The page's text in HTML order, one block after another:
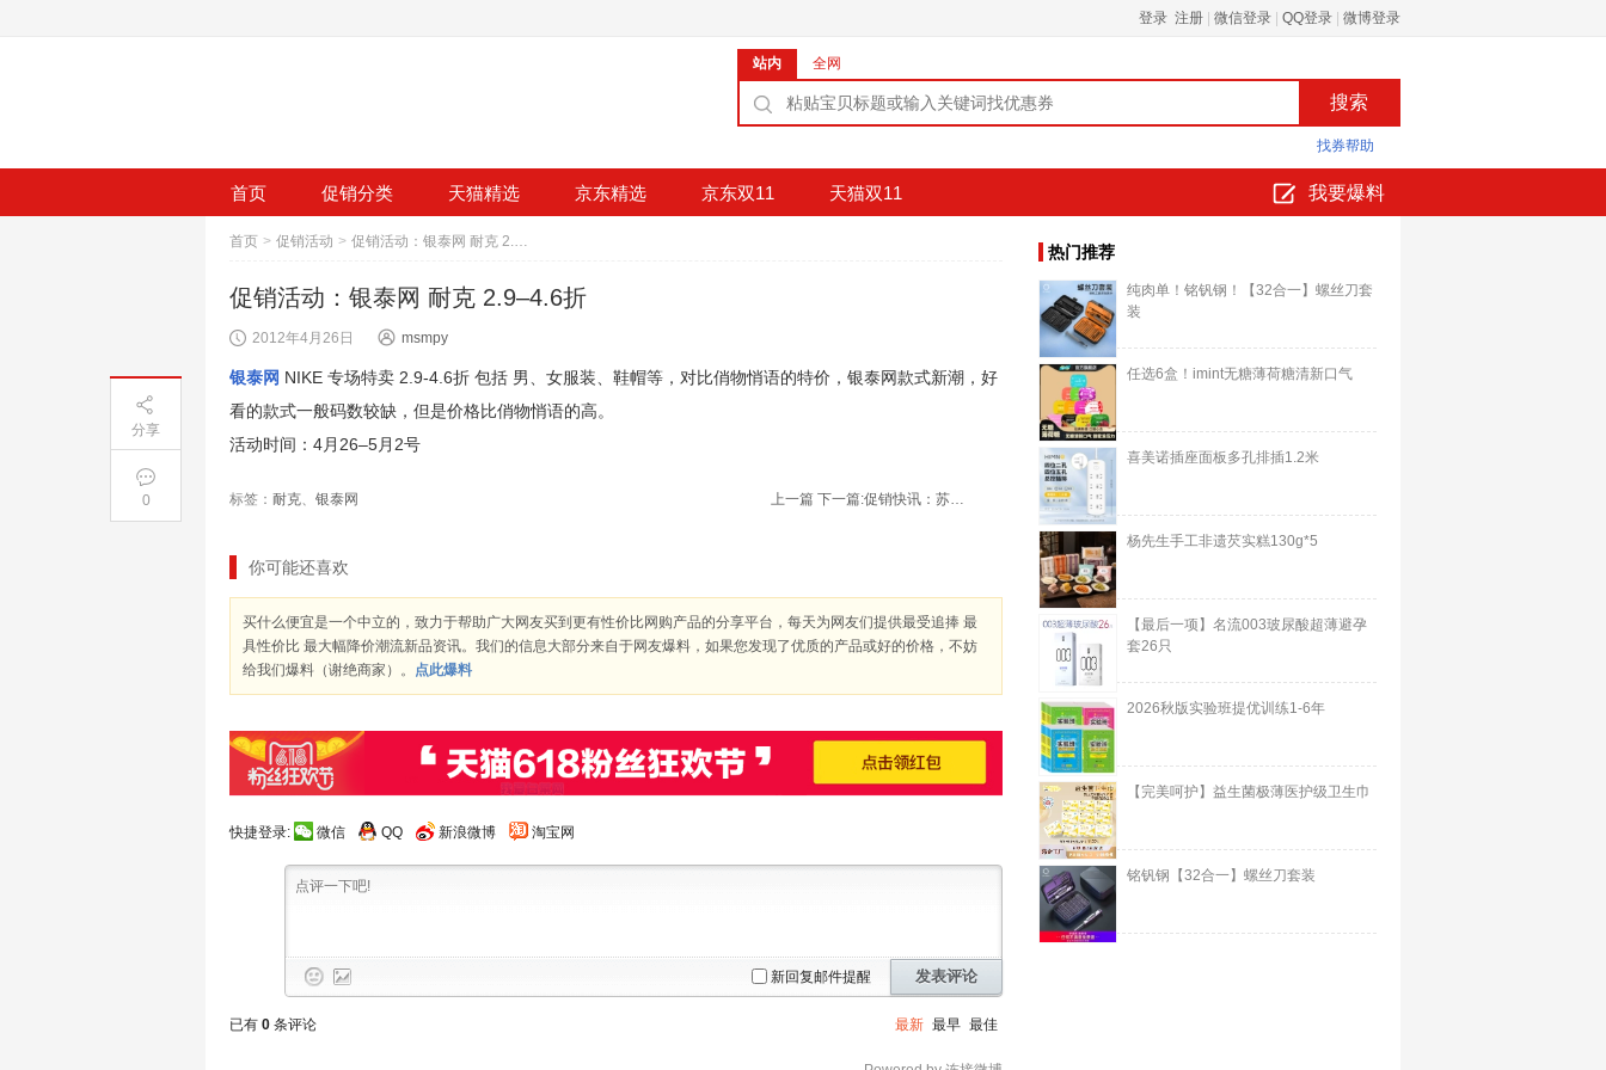
登录 注册 微信登录 QQ登录 微博登录
站内 全网
找券帮助
首页 促销分类 天猫精选 京东精选 京东双11 天猫双11 我要爆料
首页 > 促销活动 > 促销活动：银泰网 耐克 2.9–4.6折
促销活动：银泰网 耐克 2.9–4.6折
2012年4月26日 msmpy
银泰网 NIKE 专场特卖 2.9-4.6折 包括 男、女服装、鞋帽等，对比俏物悄语的特价，银泰网款式新潮，好
看的款式一般码数较缺，但是价格比俏物悄语的高。
活动时间：4月26–5月2号
标签： 耐克、 银泰网 上一篇 下一篇: 促销快讯：苏宁易购 五一不休 放价不止 明星单品 3折起抢6天
你可能还喜欢
买什么便宜是一个中立的，致力于帮助广大网友买到更有性价比网购产品的分享平台，每天为网友们提供最受追捧 最
具性价比 最大幅降价潮流新品资讯。我们的信息大部分来自于网友爆料，如果您发现了优质的产品或好的价格，不妨
给我们爆料（谢绝商家）。 点此爆料
快捷登录: 微信 QQ 新浪微博 淘宝网
新回复邮件提醒 发表评论
已有 0 条评论 最新 最早 最佳
热门推荐
纯肉单！铭钒钢！【32合一】螺丝刀套
装
任选6盒！imint无糖薄荷糖清新口气
喜美诺插座面板多孔排插1.2米
杨先生手工非遗芡实糕130g*5
【最后一项】名流003玻尿酸超薄避孕
套26只
2026秋版实验班提优训练1-6年
【完美呵护】益生菌极薄医护级卫生巾
铭钒钢【32合一】螺丝刀套装
分享
0